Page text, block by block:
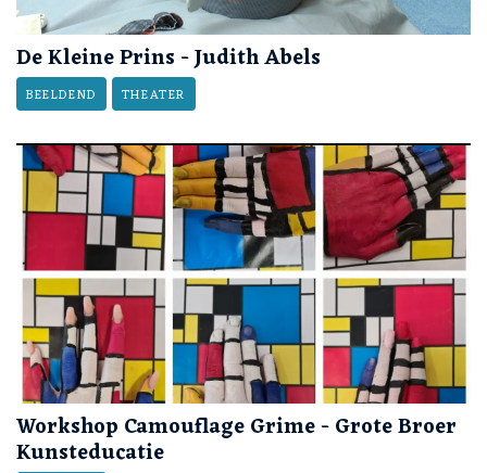
De Kleine Prins - Judith Abels
BEELDEND THEATER
Workshop Camouflage Grime - Grote Broer
Kunsteducatie